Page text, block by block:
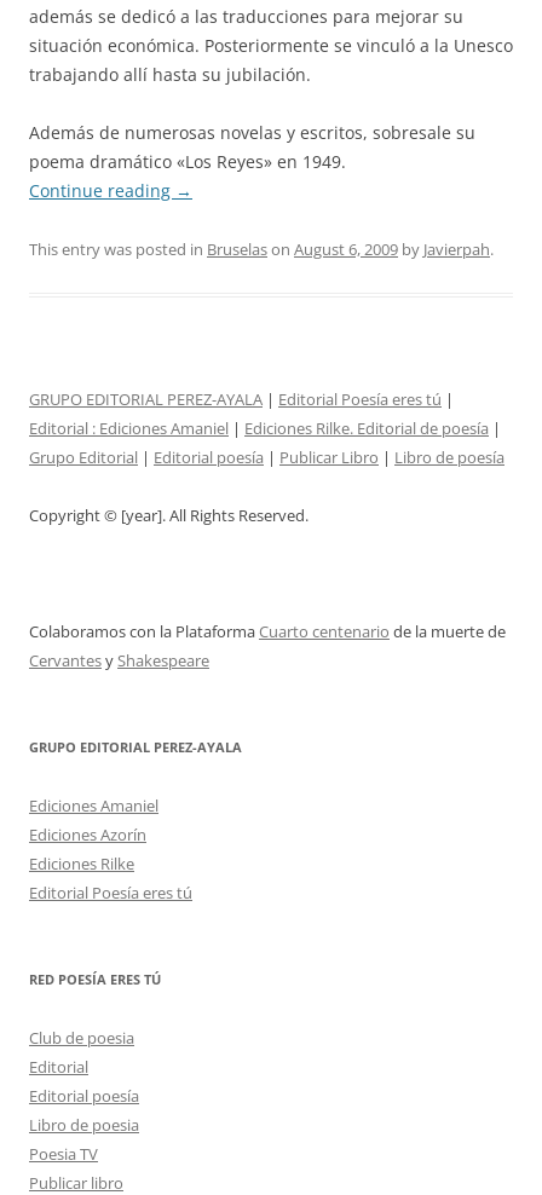
además se dedicó a las traducciones para mejorar su
situación económica. Posteriormente se vinculó a la Unesco
trabajando allí hasta su jubilación.
Además de numerosas novelas y escritos, sobresale su
poema dramático «Los Reyes» en 1949.
Continue reading →
This entry was posted in Bruselason August 6, 2009 by Javierpah.
GRUPO EDITORIAL PEREZ-AYALA | Editorial Poesía eres tú |
Editorial : Ediciones Amaniel | Ediciones Rilke. Editorial de poesía |
Grupo Editorial | Editorial poesía | Publicar Libro | Libro de poesía
Copyright © [year]. All Rights Reserved.
Colaboramos con la PlataformaCuarto centenario de la muerte de
CervantesyShakespeare
GRUPO EDITORIAL PEREZ-AYALA
Ediciones Amaniel
Ediciones Azorín
Ediciones Rilke
Editorial Poesía eres tú
RED POESÍA ERES TÚ
Club de poesia
Editorial
Editorial poesía
Libro de poesia
Poesia TV
Publicar libro